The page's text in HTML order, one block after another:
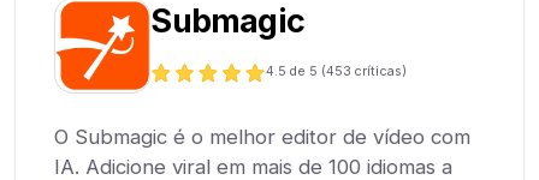
Submagic
4.5 de 5 (453 críticas)
O Submagic é o melhor editor de vídeo com
IA. Adicione viral em mais de 100 idiomas a